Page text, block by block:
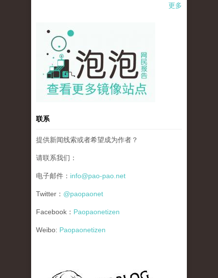
更多
pao-pao-banner-mirror-site-120814.jpg
联系
提供新闻线索或者希望成为作者？
请联系我们：
电子邮件： info@pao-pao.net
Twitter： @paopaonet
Facebook： Paopaonetizen
Weibo: Paopaonetizen
gfw_blog_small.jpg